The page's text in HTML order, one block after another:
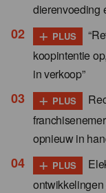
dierenvoeding
+ PLUS
koopintentie
in verkoop”
+ PLUS
opnieuw in
+ PLUS